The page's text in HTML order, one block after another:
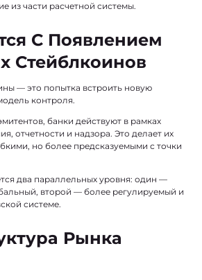
из части расчетной системы.
С Появлением
Стейблкоинов
— это попытка встроить новую
контроля.
банки действуют в рамках
отчетности и надзора. Это делает их
но более предсказуемыми с точки
два параллельных уровня: один —
второй — более регулируемый и
системе.
Рынка